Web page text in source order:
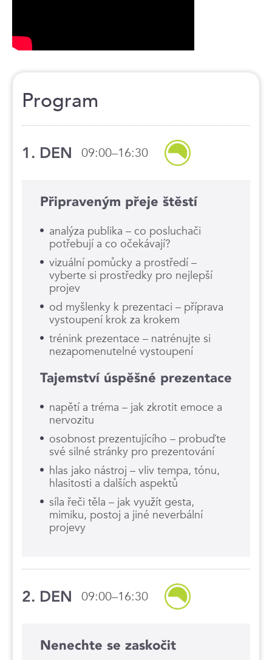
Program
1. DEN 09:00–16:30
Připraveným přeje štěstí
analýza publika – co posluchači
potřebují a co očekávají?
vizuální pomůcky a prostředí –
vyberte si prostředky pro nejlepší
projev
od myšlenky k prezentaci – příprava
vystoupení krok za krokem
trénink prezentace – natrénujte si
nezapomenutelné vystoupení
Tajemství úspěšné prezentace
napětí a tréma – jak zkrotit emoce a
nervozitu
osobnost prezentujícího – probuďte
své silné stránky pro prezentování
hlas jako nástroj – vliv tempa, tónu,
hlasitosti a dalších aspektů
síla řeči těla – jak využít gesta,
mimiku, postoj a jiné neverbální
projevy
2. DEN 09:00–16:30
Nenechte se zaskočit